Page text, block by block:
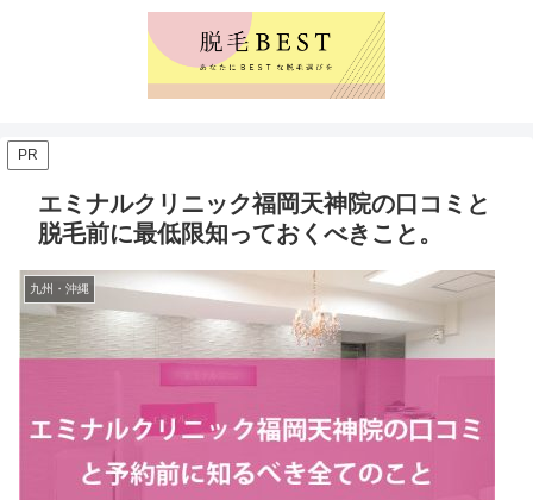
PR
エミナルクリニック福岡天神院の口コミと
脱毛前に最低限知っておくべきこと。
九州・沖縄